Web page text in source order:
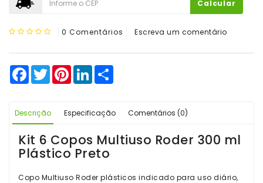
Calcular
0 Comentários Escreva um comentário
Facebook
TwitterPinterestLinkedIn
Descrição Especificação Comentários (0)
Kit 6 Copos Multiuso Roder 300 ml
Plástico Preto
Copo Multiuso Roder plásticos indicado para uso diário,